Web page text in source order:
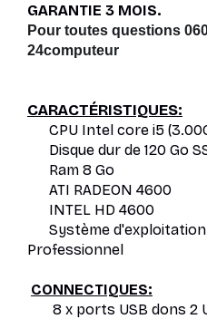
GARANTIE 3 MOIS.
Pour toutes questions
24computeur
CARACTÉRISTIQUES:
CPU Intel core i5
Disque dur de 120 Go
Ram 8 Go
ATI RADEON 4600
INTEL HD 4600
Système d'exploitation :
Professionnel
CONNECTIQUES:
8 x ports USB dons 2